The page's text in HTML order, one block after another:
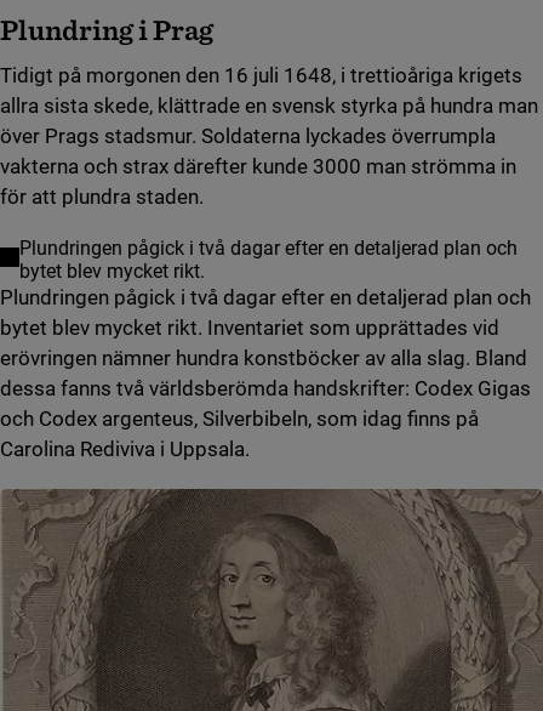
Plundring i Prag
Tidigt på morgonen den 16 juli 1648, i trettioåriga krigets
allra sista skede, klättrade en svensk styrka på hundra man
över Prags stadsmur. Soldaterna lyckades överrumpla
vakterna och strax därefter kunde 3000 man strömma in
för att plundra staden.
Plundringen pågick i två dagar efter en detaljerad plan och
bytet blev mycket rikt.
Plundringen pågick i två dagar efter en detaljerad plan och
bytet blev mycket rikt. Inventariet som upprättades vid
erövringen nämner hundra konstböcker av alla slag. Bland
dessa fanns två världsberömda handskrifter: Codex Gigas
och Codex argenteus, Silverbibeln, som idag finns på
Carolina Rediviva i Uppsala.